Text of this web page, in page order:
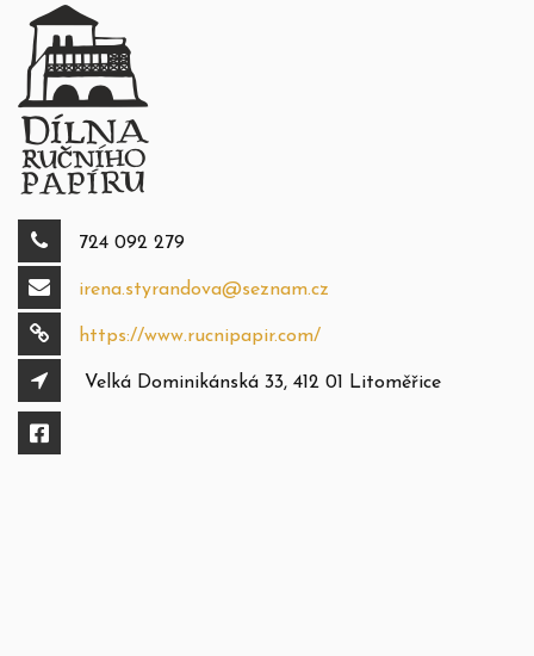
724 092 279
irena.styrandova@seznam.cz
https://www.rucnipapir.com/
Velká Dominikánská 33, 412 01 Litoměřice